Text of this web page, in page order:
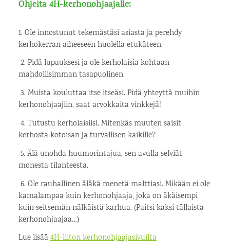
Ohjeita 4H-kerhonohjaajalle:
1. Ole innostunut tekemästäsi asiasta ja perehdy
kerhokerran aiheeseen huolella etukäteen.
2. Pidä lupauksesi ja ole kerholaisia kohtaan
mahdollisimman tasapuolinen.
3. Muista kouluttaa itse itseäsi. Pidä yhteyttä muihin
kerhonohjaajiin, saat arvokkaita vinkkejä!
4. Tutustu kerholaisiisi. Mitenkäs muuten saisit
kerhosta kotoisan ja turvallisen kaikille?
5. Älä unohda huumorintajua, sen avulla selviät
monesta tilanteesta.
6. Ole rauhallinen äläkä menetä malttiasi. Mikään ei ole
kamalampaa kuin kerhonohjaaja, joka on äkäisempi
kuin seitsemän nälkäistä karhua. (Paitsi kaksi tällaista
kerhonohjaajaa…)
Lue lisää4H-liiton kerhonohjaajasivuilta